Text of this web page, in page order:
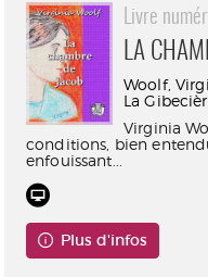
Livre
LA
Woolf,
La
Virginia
conditions, bien
enfouissant...
Plus d'infos